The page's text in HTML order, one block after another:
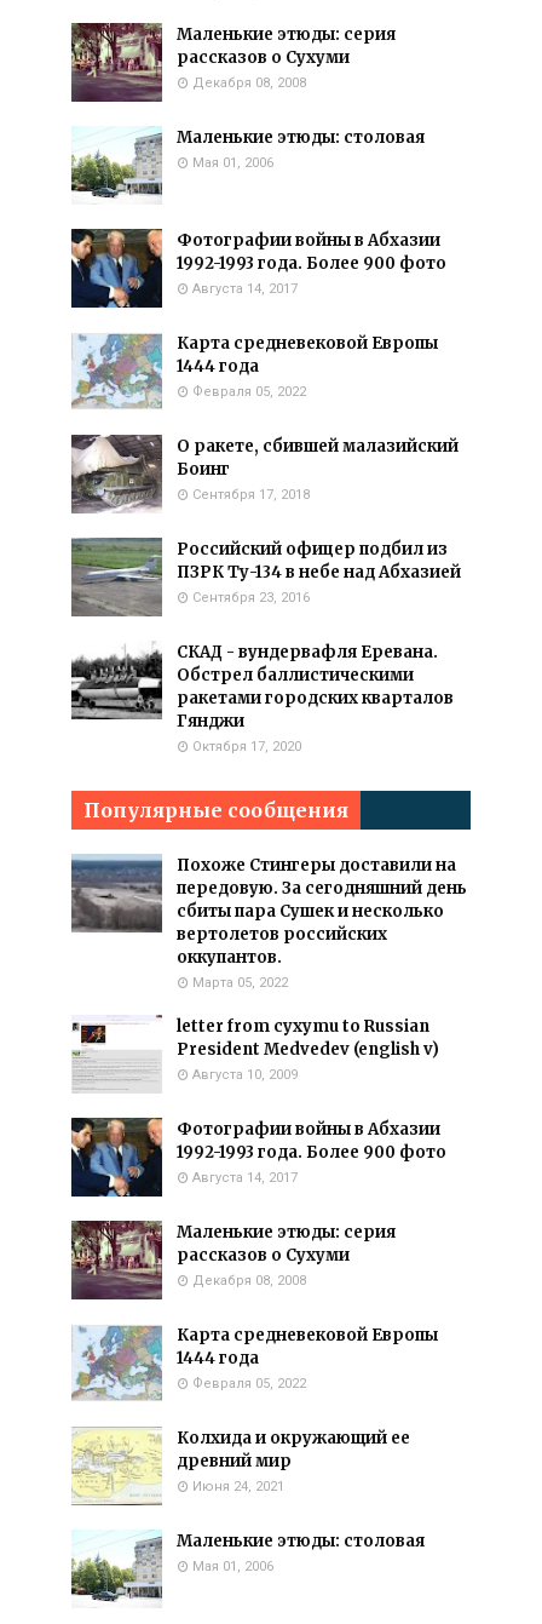
Маленькие этюды: серия
рассказов о Сухуми
Декабря 08, 2008
Маленькие этюды: столовая
Мая 01, 2006
Фотографии войны в Абхазии
1992-1993 года. Более 900 фото
Августа 14, 2017
Карта средневековой Европы
1444 года
Февраля 05, 2022
О ракете, сбившей малазийский
Боинг
Сентября 17, 2018
Российский офицер подбил из
ПЗРК Ту-134 в небе над Абхазией
Сентября 23, 2016
СКАД - вундервафля Еревана.
Обстрел баллистическими
ракетами городских кварталов
Гянджи
Октября 17, 2020
Популярные сообщения
Похоже Стингеры доставили на
передовую. За сегодняшний день
сбиты пара Сушек и несколько
вертолетов российских
оккупантов.
Марта 05, 2022
letter from cyxymu to Russian
President Medvedev (english v)
Августа 10, 2009
Фотографии войны в Абхазии
1992-1993 года. Более 900 фото
Августа 14, 2017
Маленькие этюды: серия
рассказов о Сухуми
Декабря 08, 2008
Карта средневековой Европы
1444 года
Февраля 05, 2022
Колхида и окружающий ее
древний мир
Июня 24, 2021
Маленькие этюды: столовая
Мая 01, 2006